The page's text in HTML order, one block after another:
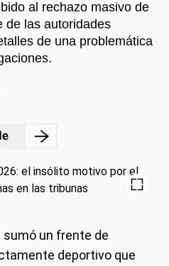
al rechazo masivo de
de las autoridades
de una problemática
sumó un frente de
deportivo que